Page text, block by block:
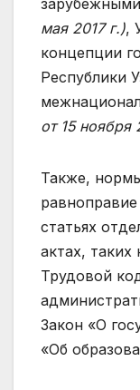
мая 2017 г.),
концепции
Республики
от 15 ноября
Также,
статьях
актах, таких
Трудовой
Закон «О
«Об